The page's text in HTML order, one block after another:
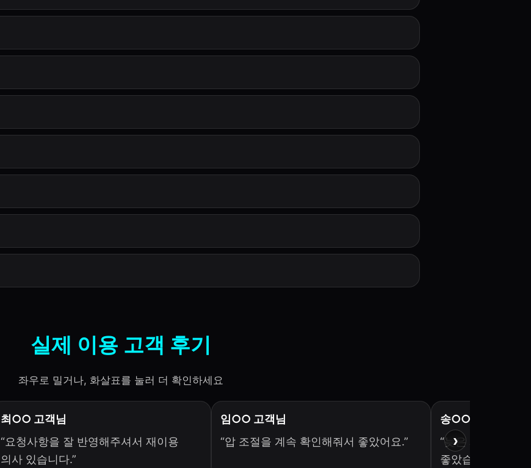
실제 이용 고객 후기
좌우로 밀거나, 화살표를 눌러 더 확인하세요
최○○ 고객님
“요청사항을 잘 반영해주셔서 재이용
의사 있습니다.”
임○○ 고객님
“압 조절을 계속 확인해줘서 좋았어요.”
송○○ 고객님
“늦은 시간에도
좋았습니다.”
›